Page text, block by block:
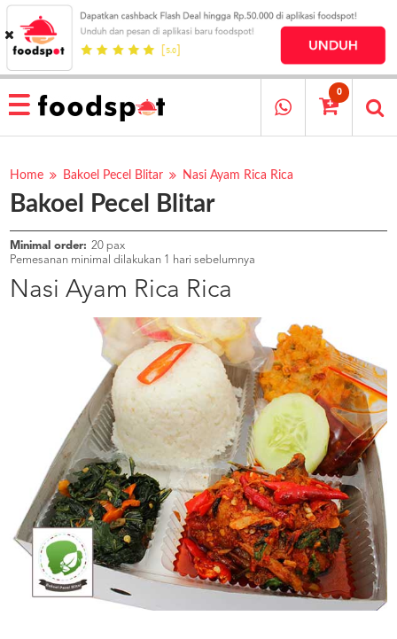
HOME
MENU
RESTAURANT
PESAN
OUR
COMPANY
KATA
MEREKA
KATALOG
CATERERS
TERMS
CONDITIONS
CALL
CENTER
3494
0
Home Bakoel Pecel Blitar Nasi Ayam Rica Rica
Bakoel Pecel Blitar
Minimal order: 20 pax
Pemesanan minimal dilakukan 1 hari sebelumnya
Nasi Ayam Rica Rica